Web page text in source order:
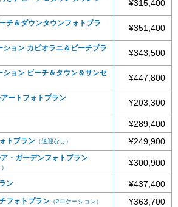
¥315,400
チ＆ダウンタウンフォトプラ
¥351,400
ション カピオラニ＆ビーチプラ
¥343,500
ション ビーチ＆タウン＆サンセ
¥447,800
ートフォトプラン ¥203,300
¥289,400
トプラン （送迎なし） ¥249,900
・ガーデンフォトプラン ¥300,900
ン ¥437,400
フォトプラン （2ロケーション） ¥363,700